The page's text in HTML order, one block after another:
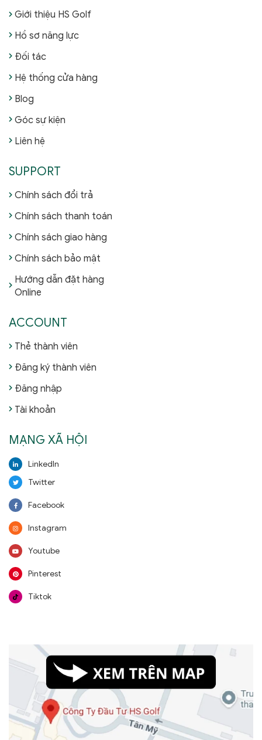
Giới thiệu HS Golf
Hồ sơ năng lực
Đối tác
Hệ thống cửa hàng
Blog
Góc sự kiện
Liên hệ
SUPPORT
Chính sách đổi trả
Chính sách thanh toán
Chính sách giao hàng
Chính sách bảo mật
Hướng dẫn đặt hàng
Online
ACCOUNT
Thẻ thành viên
Đăng ký thành viên
Đăng nhập
Tài khoản
MẠNG XÃ HỘI
LinkedIn
Twitter
Facebook
Instagram
Youtube
Pinterest
Tiktok